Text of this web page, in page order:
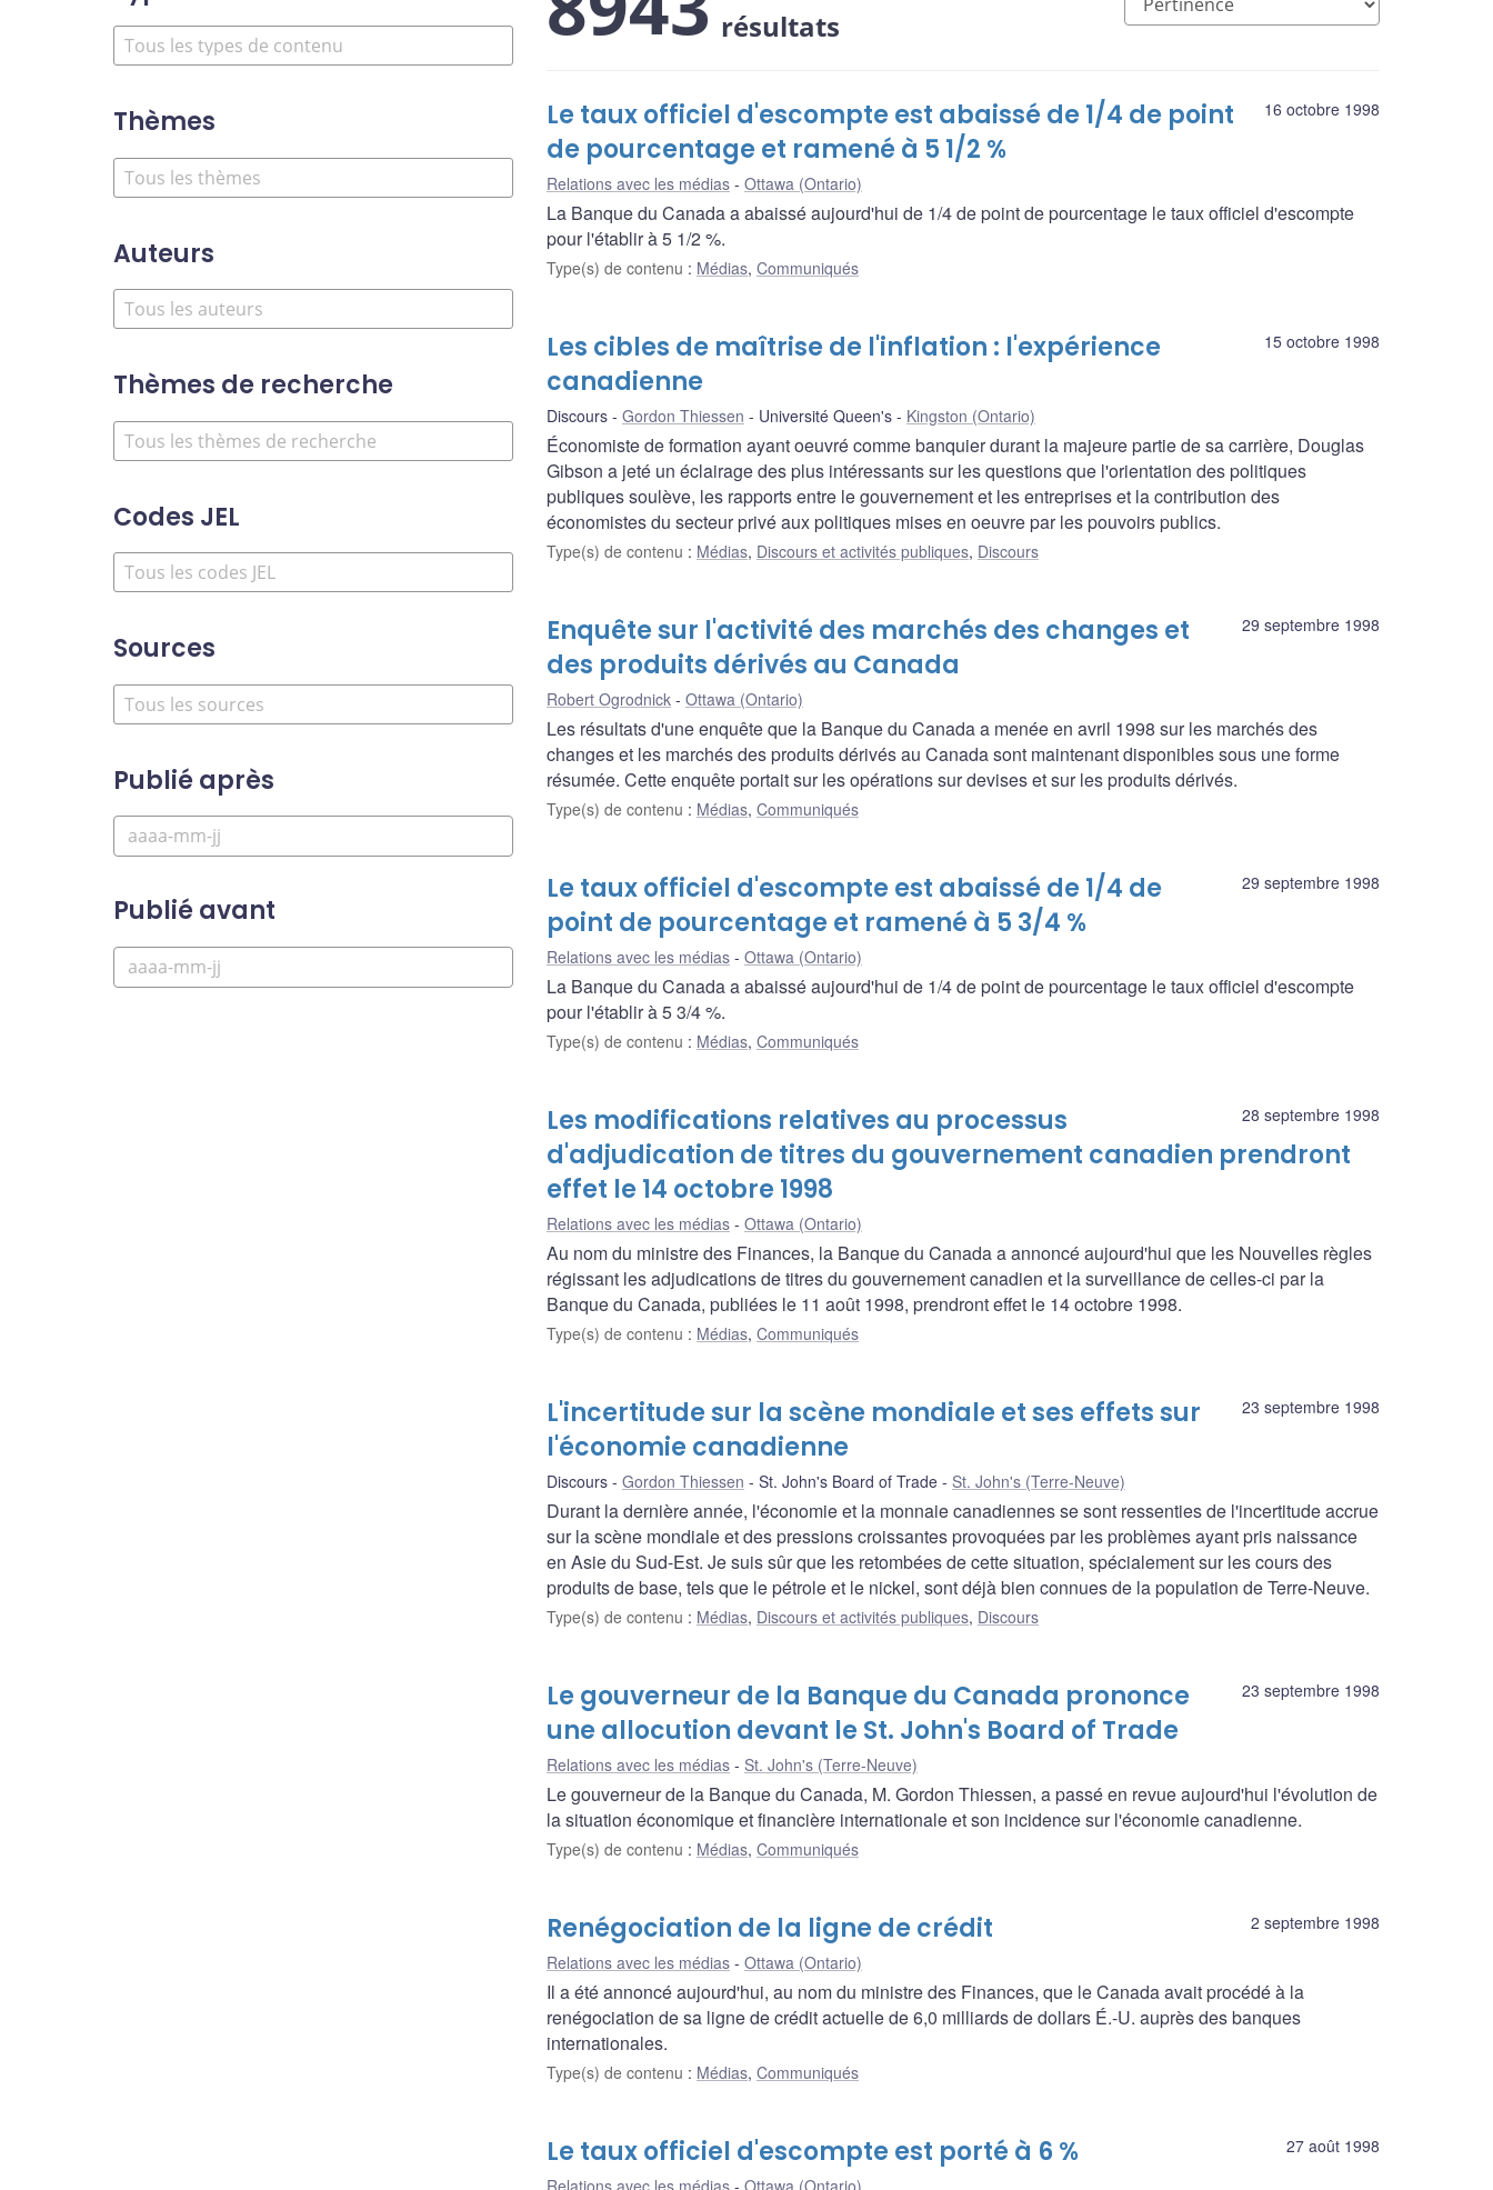
Thèmes
Auteurs
Thèmes de recherche
Codes JEL
Sources
Publié après
Publié avant
résultats
16 octobre 1998
Le taux officiel d'escompte est abaissé de 1/4 de point
de pourcentage et ramené à 5 1/2 %
Relations avec les médias Ottawa (Ontario)
La Banque du Canada a abaissé aujourd'hui de 1/4 de point de pourcentage le taux officiel d'escompte
pour l'établir à 5 1/2 %.
Type(s) de contenu : Médias, Communiqués
15 octobre 1998
Les cibles de maîtrise de l'inflation : l'expérience
canadienne
Discours Gordon Thiessen Université Queen's Kingston (Ontario)
Économiste de formation ayant oeuvré comme banquier durant la majeure partie de sa carrière, Douglas
Gibson a jeté un éclairage des plus intéressants sur les questions que l'orientation des politiques
publiques soulève, les rapports entre le gouvernement et les entreprises et la contribution des
économistes du secteur privé aux politiques mises en oeuvre par les pouvoirs publics.
Type(s) de contenu : Médias, Discours et activités publiques, Discours
29 septembre 1998
Enquête sur l'activité des marchés des changes et
des produits dérivés au Canada
Robert Ogrodnick Ottawa (Ontario)
Les résultats d'une enquête que la Banque du Canada a menée en avril 1998 sur les marchés des
changes et les marchés des produits dérivés au Canada sont maintenant disponibles sous une forme
résumée. Cette enquête portait sur les opérations sur devises et sur les produits dérivés.
Type(s) de contenu : Médias, Communiqués
29 septembre 1998
Le taux officiel d'escompte est abaissé de 1/4 de
point de pourcentage et ramené à 5 3/4 %
Relations avec les médias Ottawa (Ontario)
La Banque du Canada a abaissé aujourd'hui de 1/4 de point de pourcentage le taux officiel d'escompte
pour l'établir à 5 3/4 %.
Type(s) de contenu : Médias, Communiqués
28 septembre 1998
Les modifications relatives au processus
d'adjudication de titres du gouvernement canadien prendront
effet le 14 octobre 1998
Relations avec les médias Ottawa (Ontario)
Au nom du ministre des Finances, la Banque du Canada a annoncé aujourd'hui que les Nouvelles règles
régissant les adjudications de titres du gouvernement canadien et la surveillance de celles-ci par la
Banque du Canada, publiées le 11 août 1998, prendront effet le 14 octobre 1998.
Type(s) de contenu : Médias, Communiqués
23 septembre 1998
L'incertitude sur la scène mondiale et ses effets sur
l'économie canadienne
Discours Gordon Thiessen St. John's Board of Trade St. John's (Terre-Neuve)
Durant la dernière année, l'économie et la monnaie canadiennes se sont ressenties de l'incertitude accrue
sur la scène mondiale et des pressions croissantes provoquées par les problèmes ayant pris naissance
en Asie du Sud-Est. Je suis sûr que les retombées de cette situation, spécialement sur les cours des
produits de base, tels que le pétrole et le nickel, sont déjà bien connues de la population de Terre-Neuve.
Type(s) de contenu : Médias, Discours et activités publiques, Discours
23 septembre 1998
Le gouverneur de la Banque du Canada prononce
une allocution devant le St. John's Board of Trade
Relations avec les médias St. John's (Terre-Neuve)
Le gouverneur de la Banque du Canada, M. Gordon Thiessen, a passé en revue aujourd'hui l'évolution de
la situation économique et financière internationale et son incidence sur l'économie canadienne.
Type(s) de contenu : Médias, Communiqués
2 septembre 1998
Renégociation de la ligne de crédit
Relations avec les médias Ottawa (Ontario)
Il a été annoncé aujourd'hui, au nom du ministre des Finances, que le Canada avait procédé à la
renégociation de sa ligne de crédit actuelle de 6,0 milliards de dollars É.-U. auprès des banques
internationales.
Type(s) de contenu : Médias, Communiqués
27 août 1998
Le taux officiel d'escompte est porté à 6 %
Relations avec les médias Ottawa (Ontario)